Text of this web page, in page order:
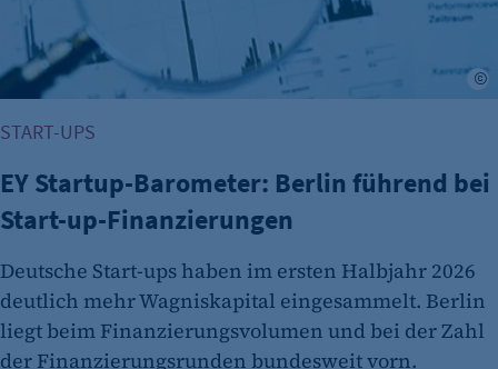
START-UPS
EY Startup-Barometer: Berlin führend bei
Start-up-Finanzierungen
Deutsche Start-ups haben im ersten Halbjahr 2026
deutlich mehr Wagniskapital eingesammelt. Berlin
liegt beim Finanzierungsvolumen und bei der Zahl
der Finanzierungsrunden bundesweit vorn.